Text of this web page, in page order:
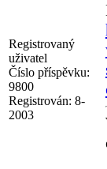
Registrovaný
uživatel
Číslo příspěvku:
9800
Registrován: 8-
2003